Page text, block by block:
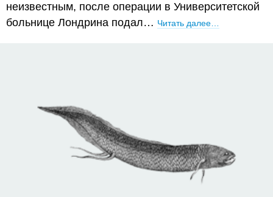
неизвестным, после операции в Университетской
больнице Лондрина подал… Читать далее…